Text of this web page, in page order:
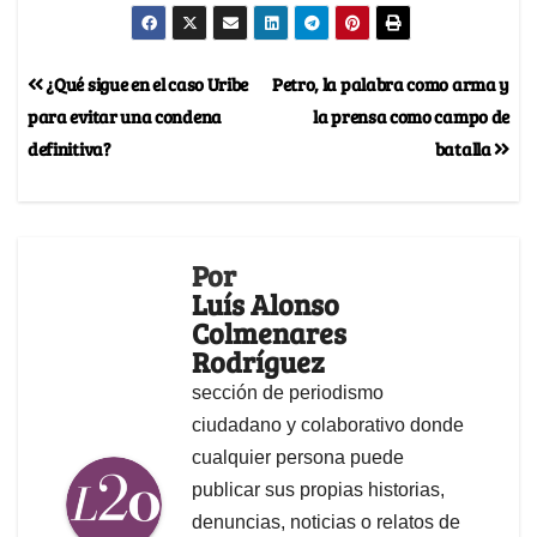
Petro, la palabra como arma y
la prensa como campo de
batalla
¿Qué sigue en el caso Uribe
para evitar una condena
definitiva?
Por
Luís Alonso
Colmenares
Rodríguez
sección de periodismo
ciudadano y colaborativo donde
cualquier persona puede
publicar sus propias historias,
denuncias, noticias o relatos de